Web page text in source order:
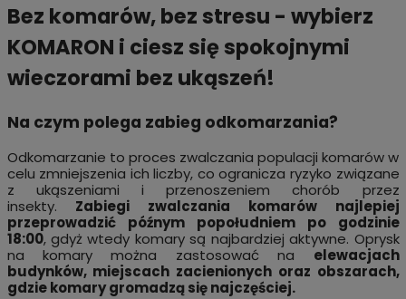
Bez komarów, bez stresu - wybierz
KOMARON i ciesz się spokojnymi
wieczorami bez ukąszeń!
Na czym polega zabieg odkomarzania?
Odkomarzanie to proces zwalczania populacji komarów w
celu zmniejszenia ich liczby, co ogranicza ryzyko związane
z ukąszeniami i przenoszeniem chorób przez
insekty. Zabiegi zwalczania komarów najlepiej
przeprowadzić późnym popołudniem po godzinie
18:00, gdyż wtedy komary są najbardziej aktywne. Oprysk
na komary można zastosować na elewacjach
budynków, miejscach zacienionych oraz obszarach,
gdzie komary gromadzą się najczęściej.